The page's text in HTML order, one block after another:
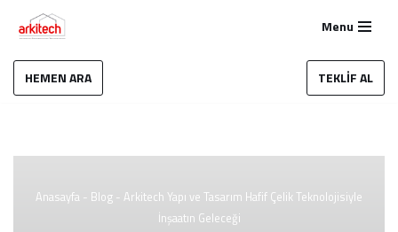
geç
Menu
HEMEN ARA TEKLİF AL
Anasayfa - Blog - Arkitech Yapı ve Tasarım Hafif Çelik Teknolojisiyle
İnşaatın Geleceği